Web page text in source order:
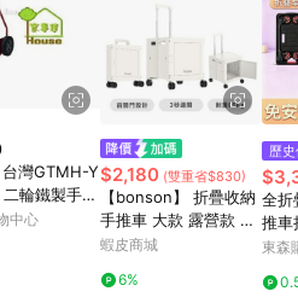
灣GTMH-Y
輪鐵製手推
360Kgs 特價
中心
$2,180 (雙重省$830)
【bonson】 折疊收納
手推車 大款 露營款 收
納車 野餐車 購物車 買
推車Pro【JC科技】
蝦皮商城
6%
歷
全折
推車
便攜
東森